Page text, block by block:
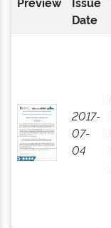
Date
2017-
07-
04